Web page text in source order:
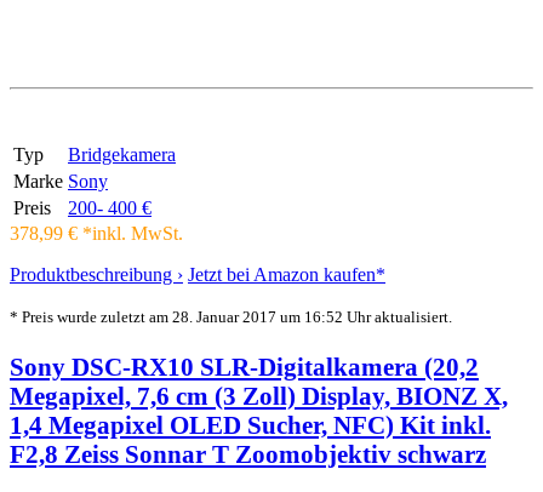
Typ
Bridgekamera
Marke Sony
Preis
200- 400 €
378,99 € *inkl. MwSt.
Produktbeschreibung › Jetzt bei Amazon kaufen*
* Preis wurde zuletzt am 28. Januar 2017 um 16:52 Uhr aktualisiert.
Sony DSC-RX10 SLR-Digitalkamera (20,2
Megapixel, 7,6 cm (3 Zoll) Display, BIONZ X,
1,4 Megapixel OLED Sucher, NFC) Kit inkl.
F2,8 Zeiss Sonnar T Zoomobjektiv schwarz